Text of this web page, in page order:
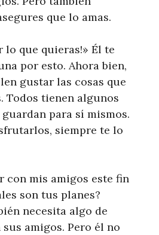
que lo amas.
lo que quieras!» Él te
por esto. Ahora bien,
gustar las cosas que
Todos tienen algunos
para sí mismos.
siempre te lo
con mis amigos este fin
son tus planes?
necesita algo de
amigos. Pero él no